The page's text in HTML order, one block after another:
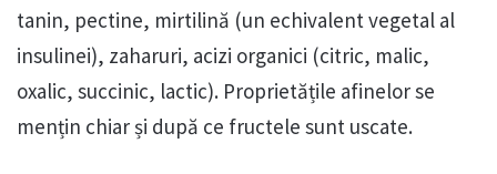
tanin, pectine, mirtilină (un echivalent vegetal al
insulinei), zaharuri, acizi organici (citric, malic,
oxalic, succinic, lactic). Proprietățile afinelor se
mențin chiar și după ce fructele sunt uscate.